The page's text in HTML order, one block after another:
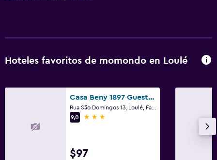
Hoteles favoritos de momondo en Loulé
Casa Beny 1897 Guesthouse
9,0
3 estrellas
$97